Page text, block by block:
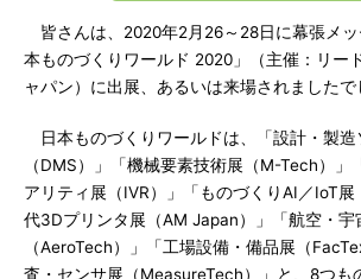
皆さんは、2020年2月26～28日に幕張メッ
本ものづくりワールド 2020」（主催：リー
ャパン）に出展、あるいは来場されましたで
日本ものづくりワールドは、「設計・製造
（DMS）」「機械要素技術展（M-Tech）」
アリティ展（IVR）」「ものづくりAI／IoT
代3Dプリンタ展（AM Japan）」「航空・宇
（AeroTech）」「工場設備・備品展（
査・センサ展（MeasureTech）」と、8つも